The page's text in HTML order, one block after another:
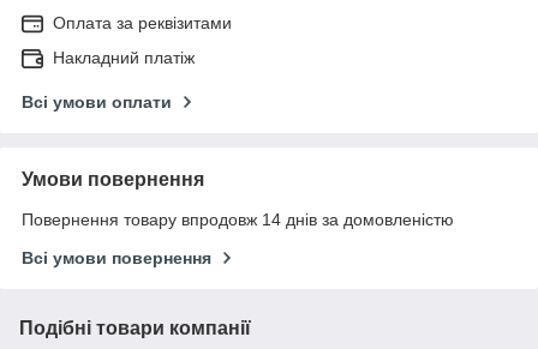
Оплата за реквізитами
Накладний платіж
Всі умови оплати
Умови повернення
Повернення товару впродовж 14 днів за домовленістю
Всі умови повернення
Подібні товари компанії